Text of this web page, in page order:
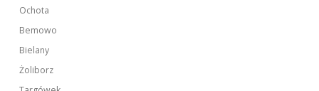
Ochota
Bemowo
Bielany
Żoliborz